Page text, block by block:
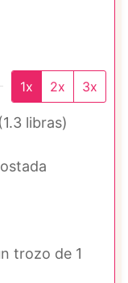
1x 2x 3x
libras)
trozo de 1